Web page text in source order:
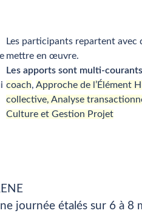
Les participants repartent avec
mettre en œuvre.
Les apports sont multi-courants
coach, Approche de l’Élément
collective, Analyse
Culture et Gestion Projet
journée étalés sur 6 à 8